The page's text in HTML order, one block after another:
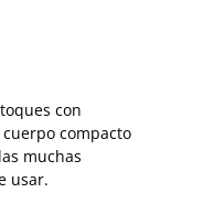
con
compacto
muchas
usar.